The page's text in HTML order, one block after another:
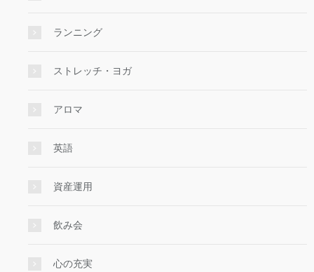
ランニング
ストレッチ・ヨガ
アロマ
英語
資産運用
飲み会
心の充実